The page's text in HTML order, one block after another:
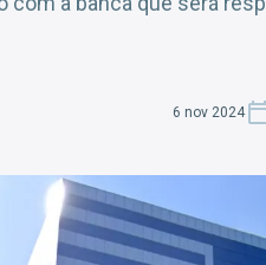
6 nov 2024